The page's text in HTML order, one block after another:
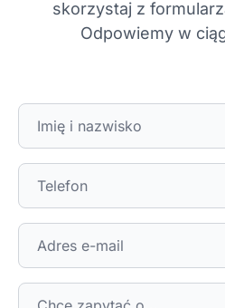
skorzystaj z
Odpowiemy w